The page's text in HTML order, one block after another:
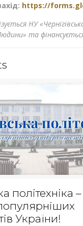
https://
НУ
та
політехніка –
України!